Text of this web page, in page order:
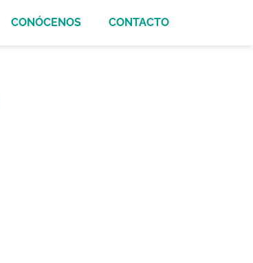
CONÓCENOS CONTACTO